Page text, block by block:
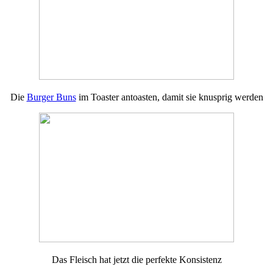
Die Burger Bunsim Toaster antoasten, damit sie knusprig werden
Das Fleisch hat jetzt die perfekte Konsistenz